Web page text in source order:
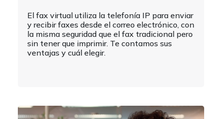
El fax virtual utiliza la telefonía IP para enviar
y recibir faxes desde el correo electrónico, con
la misma seguridad que el fax tradicional pero
sin tener que imprimir. Te contamos sus
ventajas y cuál elegir.